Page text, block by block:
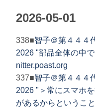
2026-05-01
338■智子＠第４４４
2026 "部品全体の中
nitter.poast.org
337■智子＠第４４４
2026 "＞常にスマホ
があるからというこ